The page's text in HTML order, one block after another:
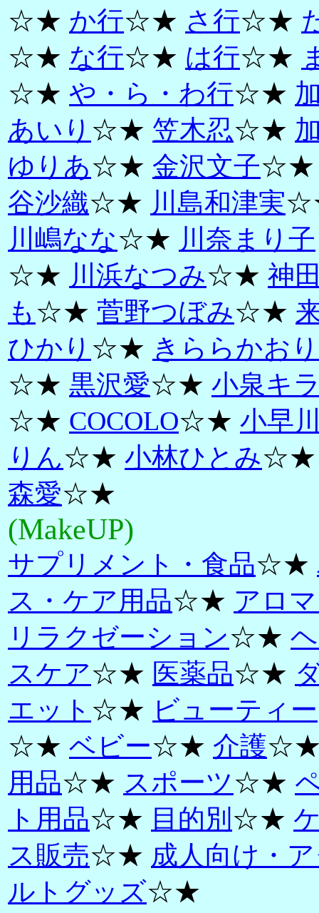
☆★ か行☆★ さ行☆★
☆★ な行☆★ は行☆★
☆★ や・ら・わ行☆★
あいり ☆★ 笠木忍☆★
ゆりあ☆★ 金沢文子
谷沙織☆★ 川島和津実
川嶋なな☆★ 川奈まり子
☆★ 川浜なつみ☆★ 神
も ☆★ 菅野つぼみ☆★
ひかり ☆★ きららかおり
☆★ 黒沢愛☆★ 小泉キ
☆★ COCOLO☆★ 小早
りん☆★ 小林ひとみ
森愛☆★
(MakeUP)
サプリメント・食品☆★
ス・ケア用品☆★ アロ
リラクゼーション☆★
スケア☆★ 医薬品☆★
エット ☆★ ビューティー
☆★ ベビー☆★ 介護
用品☆★ スポーツ☆★
ト用品☆★ 目的別 ☆★
ス販売☆★ 成人向け・
ルトグッズ☆★